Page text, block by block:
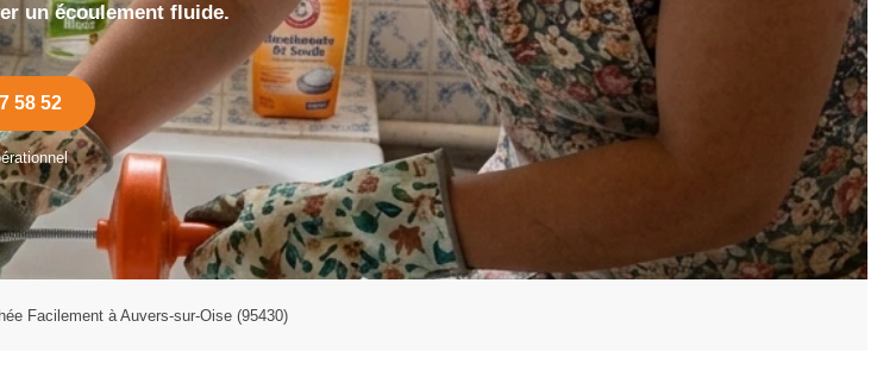
un écoulement fluide.
58 52
Facilement à Auvers-sur-Oise (95430)